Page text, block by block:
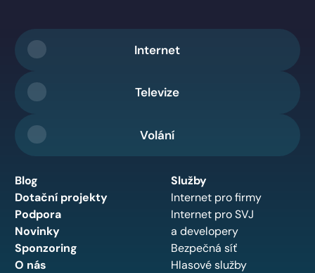
Internet
Televize
Volání
Blog
Dotační projekty
Podpora
Novinky
Sponzoring
O nás
Služby
Internet pro firmy
Internet pro SVJ
a developery
Bezpečná síť
Hlasové služby